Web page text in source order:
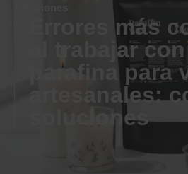
Errores más
al trabajar con
parafina para
artesanales:
soluciones